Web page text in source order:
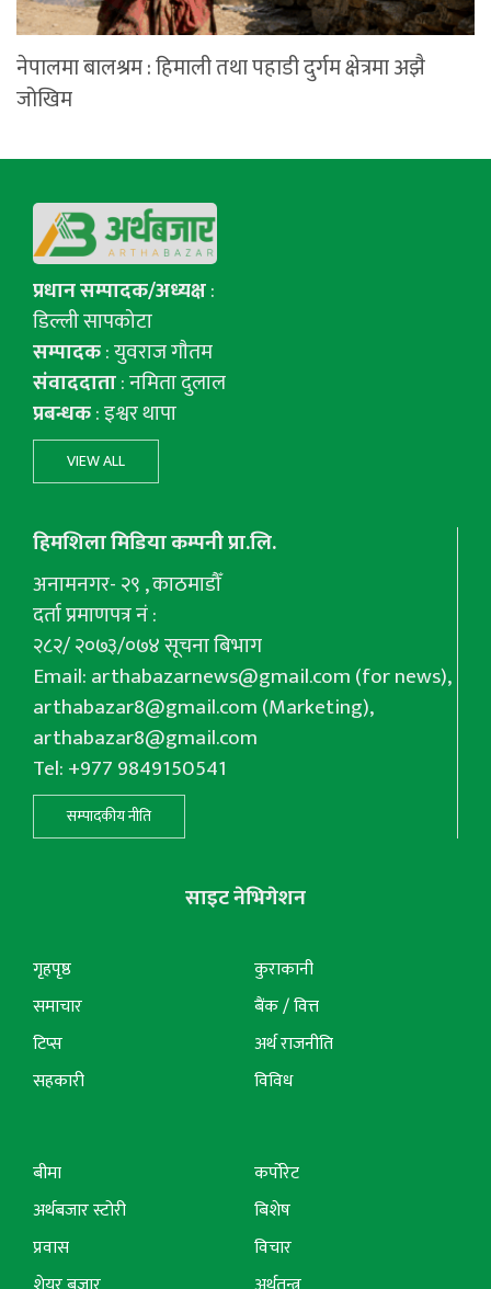
नेपालमा बालश्रम : हिमाली तथा पहाडी दुर्गम क्षेत्रमा अझै
जोखिम
प्रधान सम्पादक/अध्यक्ष:
डिल्ली सापकोटा
सम्पादक: युवराज गाैतम
संवाददाता: नमिता दुलाल
प्रबन्धक: इश्वर थापा
VIEW ALL
हिमशिला मिडिया कम्पनी प्रा.लि.
अनामनगर- २९ , काठमाडौँ
दर्ता प्रमाणपत्र नं :
२८२/ २०७३/०७४ सूचना बिभाग
Email:arthabazarnews@gmail.com(for news),
arthabazar8@gmail.com(Marketing),
arthabazar8@gmail.com
Tel: +977 9849150541
सम्पादकीय नीति
साइट नेभिगेशन
गृहपृष्ठ
समाचार
टिप्स
सहकारी
कुराकानी
बैंक / वित्त
अर्थ राजनीति
विविध
बीमा
अर्थबजार स्टोरी
प्रवास
कर्पोरेट
बिशेष
विचार